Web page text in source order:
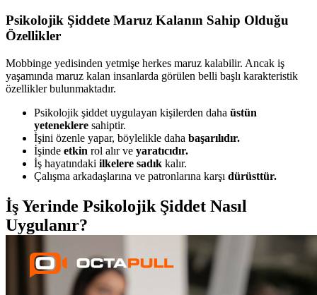
Psikolojik Şiddete Maruz Kalanın Sahip Olduğu
Özellikler
Mobbinge yedisinden yetmişe herkes maruz kalabilir. Ancak iş
yaşamında maruz kalan insanlarda görülen belli başlı karakteristik
özellikler bulunmaktadır.
Psikolojik şiddet uygulayan kişilerden daha üstün
yeteneklere sahiptir.
İşini özenle yapar, böylelikle daha başarılıdır.
İşinde etkin rol alır ve yaratıcıdır.
İş hayatındaki ilkelere sadık kalır.
Çalışma arkadaşlarına ve patronlarına karşı dürüsttür.
İş Yerinde Psikolojik Şiddet Nasıl
Uygulanır?